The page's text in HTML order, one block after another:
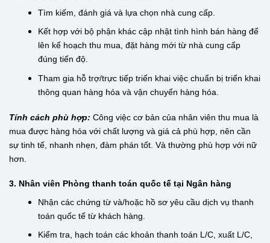
Tìm kiếm, đánh giá và lựa chọn nhà cung cấp.
Kết hợp với bộ phận khác cập nhật tình hình bán hàng để
lên kế hoạch thu mua, đặt hàng mới từ nhà cung cấp
đúng tiến độ.
Tham gia hỗ trợ/trực tiếp triển khai việc chuẩn bị triển khai
thông quan hàng hóa và vận chuyển hàng hóa.
Tính cách phù hợp: Công việc cơ bản của nhân viên thu mua là
mua được hàng hóa với chất lượng và giá cả phù hợp, nên cần
sự tinh tế, nhanh nhẹn, đàm phán tốt. Và thường phù hợp với nữ
hơn.
3. Nhân viên Phòng thanh toán quốc tế tại Ngân hàng
Nhận các chứng từ và/hoặc hồ sơ yêu cầu dịch vụ thanh
toán quốc tế từ khách hàng.
Kiểm tra, hạch toán các khoản thanh toán L/C, xuất L/C,